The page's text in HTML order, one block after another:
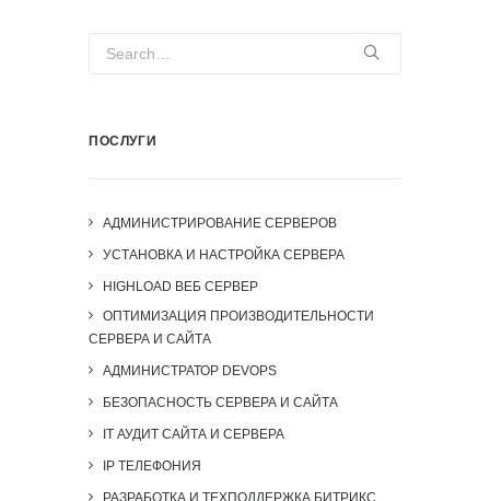
ПОСЛУГИ
АДМИНИСТРИРОВАНИЕ СЕРВЕРОВ
УСТАНОВКА И НАСТРОЙКА СЕРВЕРА
HIGHLOAD ВЕБ СЕРВЕР
ОПТИМИЗАЦИЯ ПРОИЗВОДИТЕЛЬНОСТИ
СЕРВЕРА И САЙТА
АДМИНИСТРАТОР DEVOPS
БЕЗОПАСНОСТЬ СЕРВЕРА И САЙТА
IT АУДИТ САЙТА И СЕРВЕРА
IP ТЕЛЕФОНИЯ
РАЗРАБОТКА И ТЕХПОДДЕРЖКА БИТРИКС